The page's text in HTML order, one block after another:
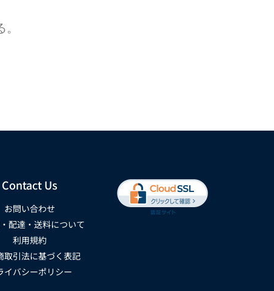
Contact Us
お問い合わせ
配達・送料について
利用規約
取引法に基づく表記
イバシーポリシー